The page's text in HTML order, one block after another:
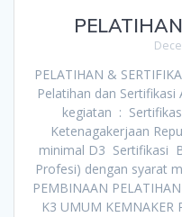
PELATIHAN &
Pelatihan dan
kegiatan :
Ketenagakerjaan
minimal D3 Sertifikasi
Profesi) dengan syarat
PEMBINAAN
K3 UMUM